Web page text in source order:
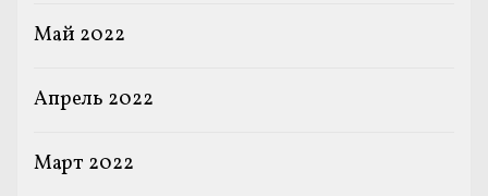
Май 2022
Апрель 2022
Март 2022